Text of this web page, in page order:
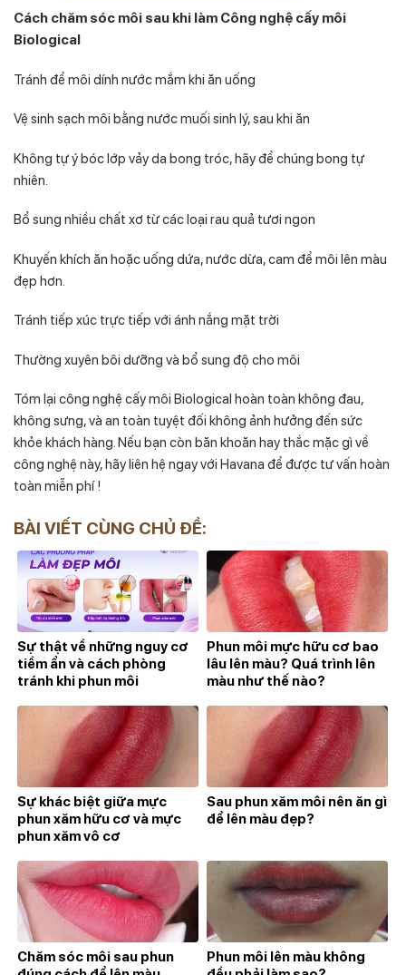
Cách chăm sóc môi sau khi làm Công nghệ cấy môi
Biological
Tránh để môi dính nước mắm khi ăn uống
Vệ sinh sạch môi bằng nước muối sinh lý, sau khi ăn
Không tự ý bóc lớp vảy da bong tróc, hãy để chúng bong tự
nhiên.
Bổ sung nhiều chất xơ từ các loại rau quả tươi ngon
Khuyến khích ăn hoặc uống dứa, nước dừa, cam để môi lên màu
đẹp hơn.
Tránh tiếp xúc trực tiếp với ánh nắng mặt trời
Thường xuyên bôi dưỡng và bổ sung độ cho môi
Tóm lại công nghệ cấy môi Biological hoàn toàn không đau,
không sưng, và an toàn tuyệt đối không ảnh hưởng đến sức
khỏe khách hàng. Nếu bạn còn băn khoăn hay thắc mặc gì về
công nghệ này, hãy liên hệ ngay với Havana để được tư vấn hoàn
toàn miễn phí !
BÀI VIẾT CÙNG CHỦ ĐỀ:
Sự thật về những nguy cơ
tiềm ẩn và cách phòng
tránh khi phun môi
Phun môi mực hữu cơ bao
lâu lên màu? Quá trình lên
màu như thế nào?
Sự khác biệt giữa mực
phun xăm hữu cơ và mực
phun xăm vô cơ
Sau phun xăm môi nên ăn gì
để lên màu đẹp?
Chăm sóc môi sau phun
Phun môi lên màu không